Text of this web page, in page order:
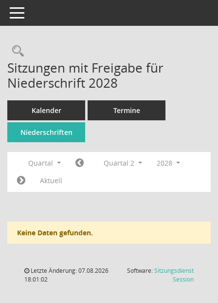
Toggle navigation
Rechercheauswahl
Sitzungen mit Freigabe für
Niederschrift 2028
Kalender Termine
Niederschriften
Quartal Quartal 2
2028
Aktuell
Keine Daten gefunden.
Letzte Änderung: 07.08.2026
18:01:02
Software:Sitzungsdienst
Session(Wird in